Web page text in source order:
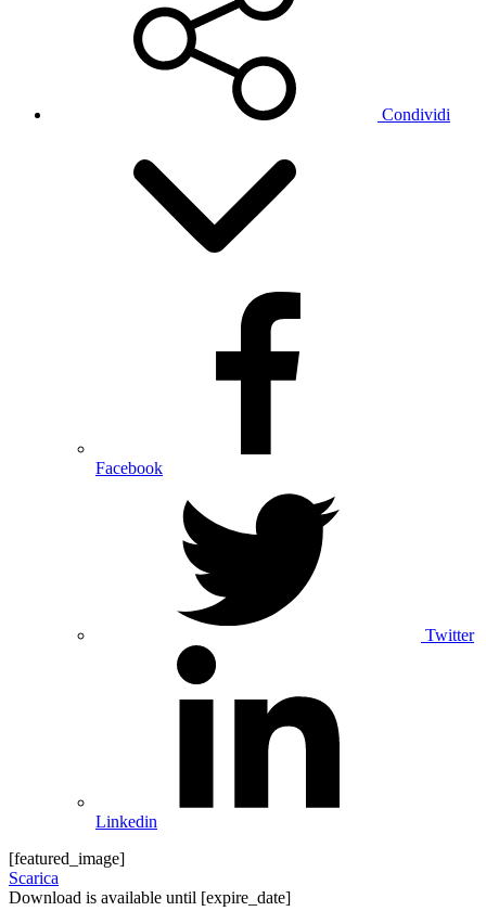
Condividi
Facebook
Twitter
Linkedin
[featured_image]
Scarica
Download is available until [expire_date]